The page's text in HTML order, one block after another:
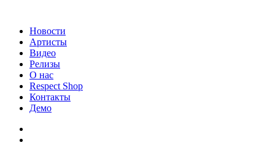
Новости
Артисты
Видео
Релизы
О нас
Respect Shop
Контакты
Демо